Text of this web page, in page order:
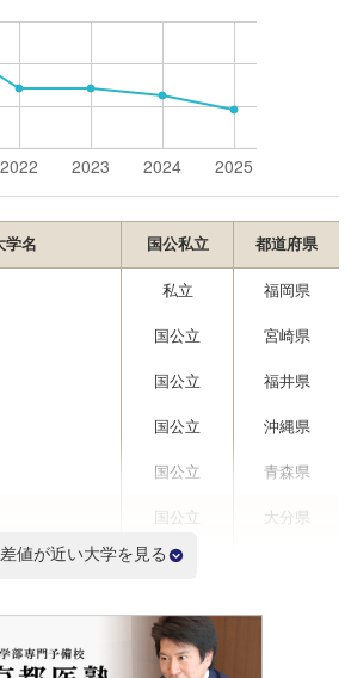
学名 国公私立 都道府県
私立 福岡県
国公立 宮崎県
国公立 福井県
国公立 沖縄県
国公立 青森県
国公立 大分県
私立
国公立
値が近い大学を見る